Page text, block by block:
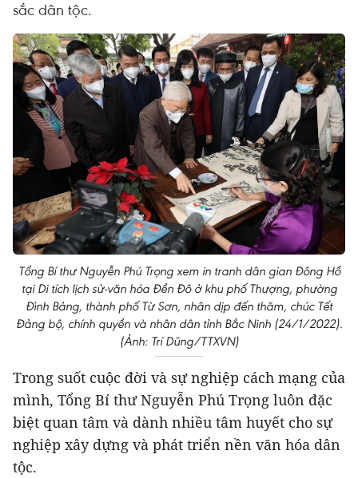
sắc dân tộc.
Tổng Bí thư Nguyễn Phú Trọng xem in tranh dân gian Đông Hồ
tại Di tích lịch sử-văn hóa Đền Đô ở khu phố Thượng, phường
Đình Bảng, thành phố Từ Sơn, nhân dịp đến thăm, chúc Tết
Đảng bộ, chính quyền và nhân dân tỉnh Bắc Ninh (24/1/2022).
(Ảnh: Trí Dũng/TTXVN)
Trong suốt cuộc đời và sự nghiệp cách mạng của
mình, Tổng Bí thư Nguyễn Phú Trọng luôn đặc
biệt quan tâm và dành nhiều tâm huyết cho sự
nghiệp xây dựng và phát triển nền văn hóa dân
tộc.